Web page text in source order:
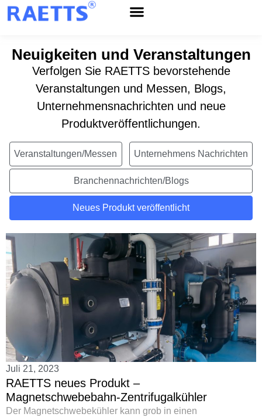
Neuigkeiten und Veranstaltungen
Verfolgen Sie RAETTS bevorstehende
Veranstaltungen und Messen, Blogs,
Unternehmensnachrichten und neue
Produktveröffentlichungen.
Veranstaltungen/Messen Unternehmens Nachrichten
Branchennachrichten/Blogs
Neues Produkt veröffentlicht
Juli 21, 2023
RAETTS neues Produkt –
Magnetschwebebahn-Zentrifugalkühler
Der Magnetschwebekühler kann grob in einen